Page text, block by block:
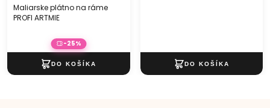
Maliarske plátno na ráme
PROFI ARTMIE
-25%